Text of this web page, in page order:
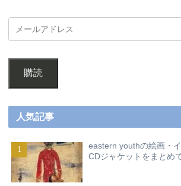
購読
人気記事
eastern youthの絵画・
CDジャケットをまとめ